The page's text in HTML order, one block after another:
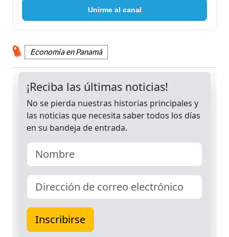
Unirme al canal
Economía en Panamá